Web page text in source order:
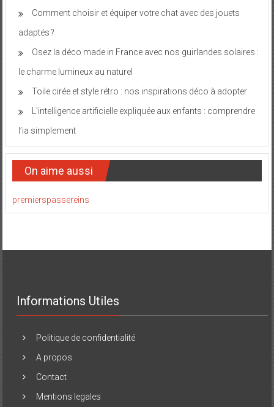
Comment choisir et équiper votre chat avec des jouets
adaptés ?
Osez la déco made in France avec nos guirlandes solaires :
le charme lumineux au naturel
Toile cirée et style rétro : nos inspirations déco à adopter
L’intelligence artificielle expliquée aux enfants : comprendre
l’ia simplement
On aime aussi
premierspassereins
Informations Utiles
Politique de confidentialité
A propos
Contact
Mentions legales